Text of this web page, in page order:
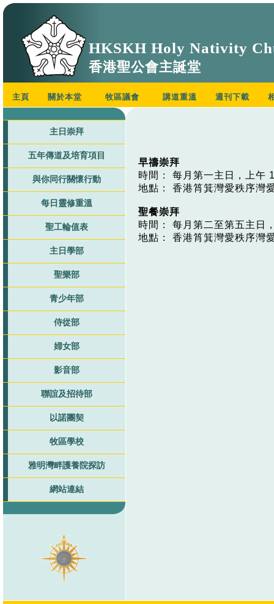
HKSKH Holy Nativity
香港聖公會主誕堂
主頁 關於本堂 牧區議會 講道重溫 週刊下載
主日崇拜
五年傳道及培育項目
與你同行關懷行動
每日靈修重溫
聖工輪值表
主日學部
聖樂部
青少年部
侍從部
婦女部
影音部
聯誼及招待部
以諾團契
牧區學校
雅明灣畔護養院探訪
網站連結
早禱崇拜
時間： 每月第一主日，上午
地點： 香港筲箕灣愛秩序灣
聖餐崇拜
時間： 每月第二至第五主日
地點： 香港筲箕灣愛秩序灣